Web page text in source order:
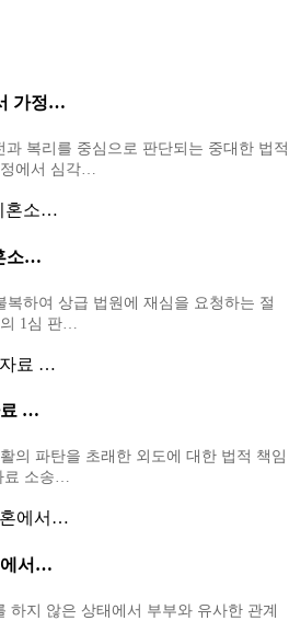
가정…
복리를 중심으로 판단되는 중대한 법적
에서 심각…
소…
복하여 상급 법원에 재심을 요청하는 절
1심 판…
료 …
의 파탄을 초래한 외도에 대한 법적 책임
료 소송…
에서…
하지 않은 상태에서 부부와 유사한 관계